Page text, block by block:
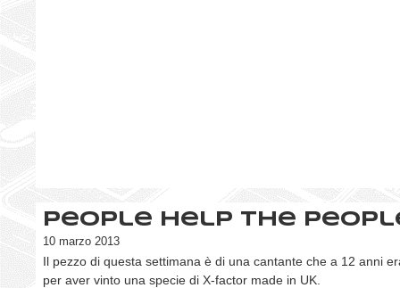
People help the
10 marzo 2013
Il pezzo di questa settimana è di una cantante che a 12 anni
per aver vinto una specie di X-factor made in UK.